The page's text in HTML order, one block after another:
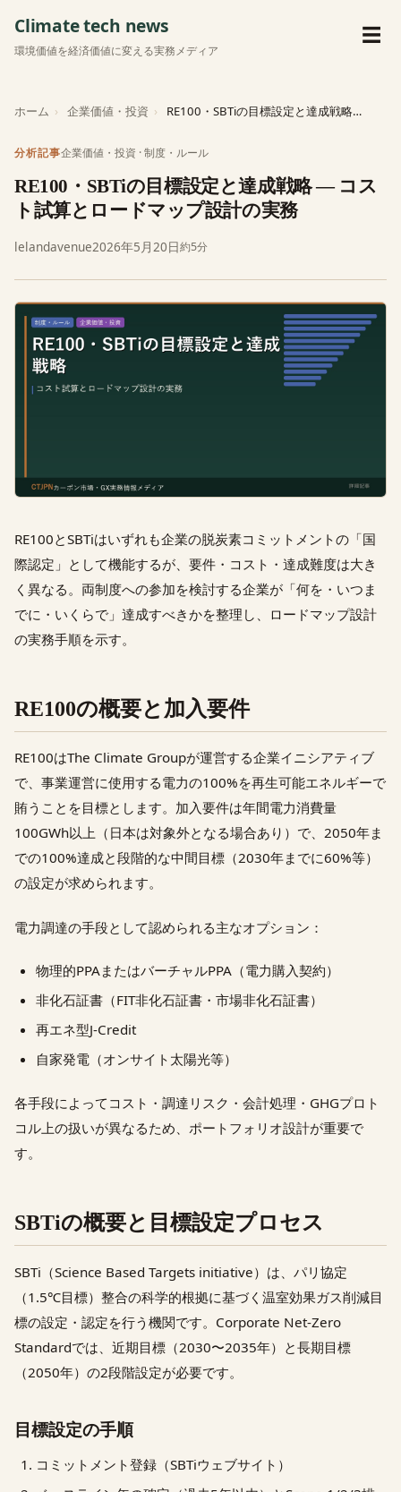
Climate tech news
環境価値を経済価値に変える実務メディア
メ
☰
ホーム 企業価値・投資 RE100・SBTiの目標設定と達成戦略 — コスト試算とロードマップ…
分析記事企業価値・投資 ·制度・ルール
RE100・SBTiの目標設定と達成戦略 — コス
ト試算とロードマップ設計の実務
lelandavenue2026年5月20日約5分
RE100とSBTiはいずれも企業の脱炭素コミットメントの「国
際認定」として機能するが、要件・コスト・達成難度は大き
く異なる。両制度への参加を検討する企業が「何を・いつま
でに・いくらで」達成すべきかを整理し、ロードマップ設計
の実務手順を示す。
RE100の概要と加入要件
RE100はThe Climate Groupが運営する企業イニシアティブ
で、事業運営に使用する電力の100%を再生可能エネルギーで
賄うことを目標とします。加入要件は年間電力消費量
100GWh以上（日本は対象外となる場合あり）で、2050年ま
での100%達成と段階的な中間目標（2030年までに60%等）
の設定が求められます。
電力調達の手段として認められる主なオプション：
物理的PPAまたはバーチャルPPA（電力購入契約）
非化石証書（FIT非化石証書・市場非化石証書）
再エネ型J-Credit
自家発電（オンサイト太陽光等）
各手段によってコスト・調達リスク・会計処理・GHGプロト
コル上の扱いが異なるため、ポートフォリオ設計が重要で
す。
SBTiの概要と目標設定プロセス
SBTi（Science Based Targets initiative）は、パリ協定
（1.5℃目標）整合の科学的根拠に基づく温室効果ガス削減目
標の設定・認定を行う機関です。Corporate Net-Zero
Standardでは、近期目標（2030〜2035年）と長期目標
（2050年）の2段階設定が必要です。
目標設定の手順
コミットメント登録（SBTiウェブサイト）